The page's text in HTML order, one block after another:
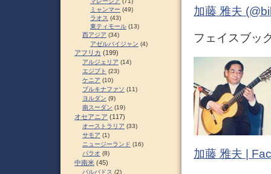
加藤 雅夫
フェイスブッ
加藤 雅夫 |
ミャンマー (49)
ラオス (43)
東ティモール (13)
西アジア (34)
アゼルバイジャン (4)
アフリカ (199)
アルジェリア (14)
エジプト (23)
ケニア (10)
ブルキナファソ (11)
ヨルダン (9)
南スーダン (19)
オセアニア (117)
オーストラリア (33)
サモア (1)
ニュージーランド (16)
パラオ (8)
中南米 (45)
バルバドス (2)